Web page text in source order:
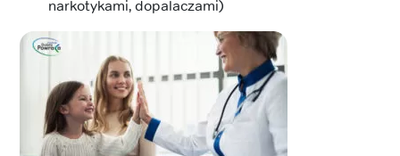
narkotykami, dopalaczami)